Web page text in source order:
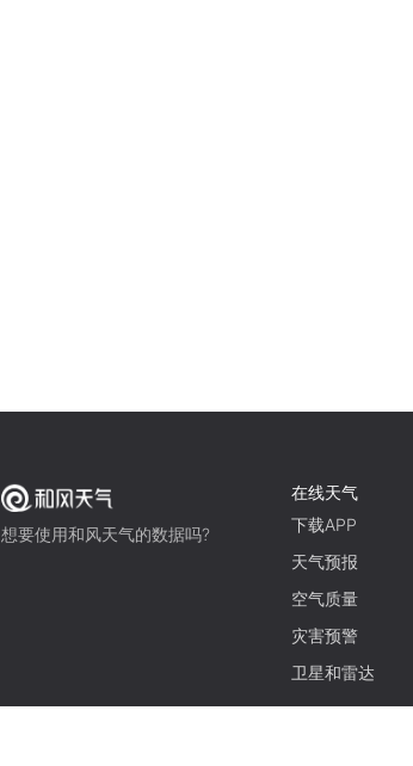
想要使用和风天气的数据吗?
在线天气
下载APP
天气预报
空气质量
灾害预警
卫星和雷达